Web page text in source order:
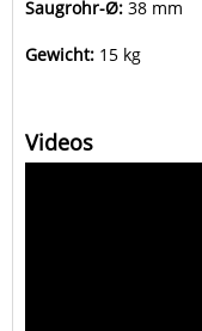
Saugrohr-Ø: 38 mm
Gewicht: 15 kg
Videos